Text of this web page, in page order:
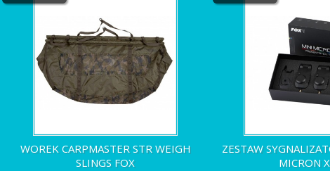
WOREK CARPMASTER STR WEIGH
SLINGS FOX
ZESTAW
MICRON